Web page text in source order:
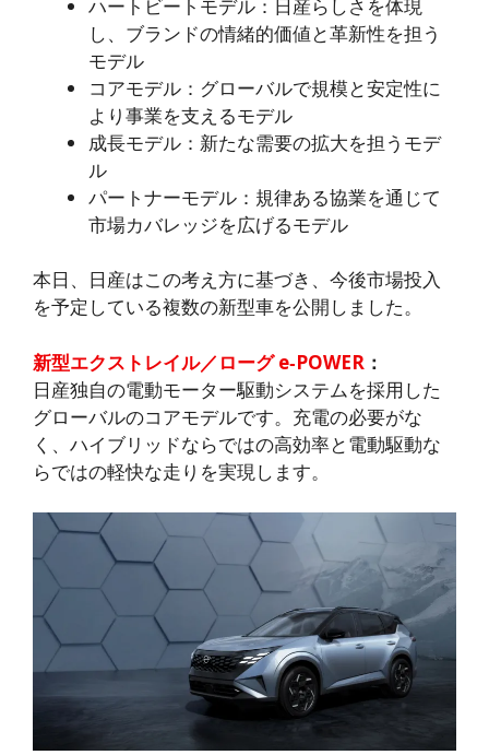
ハートビートモデル：日産らしさを体現
し、ブランドの情緒的価値と革新性を担う
モデル
コアモデル：グローバルで規模と安定性に
より事業を支えるモデル
成長モデル：新たな需要の拡大を担うモデ
ル
パートナーモデル：規律ある協業を通じて
市場カバレッジを広げるモデル
本日、日産はこの考え方に基づき、今後市場投入
を予定している複数の新型車を公開しました。
新型エクストレイル／ローグ e‑POWER ：
日産独自の電動モーター駆動システムを採用した
グローバルのコアモデルです。充電の必要がな
く、ハイブリッドならではの高効率と電動駆動な
らではの軽快な走りを実現します。